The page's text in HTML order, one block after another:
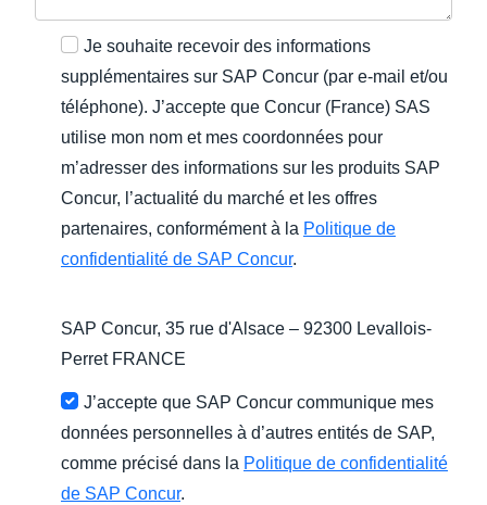
Je souhaite recevoir des informations
supplémentaires sur SAP Concur (par e-mail et/ou
téléphone). J’accepte que Concur (France) SAS
utilise mon nom et mes coordonnées pour
m’adresser des informations sur les produits SAP
Concur, l’actualité du marché et les offres
partenaires, conformément à la Politique de
confidentialité de SAP Concur.
SAP Concur, 35 rue d'Alsace – 92300 Levallois-
Perret FRANCE
J’accepte que SAP Concur communique mes
données personnelles à d’autres entités de SAP,
comme précisé dans la Politique de confidentialité
de SAP Concur.